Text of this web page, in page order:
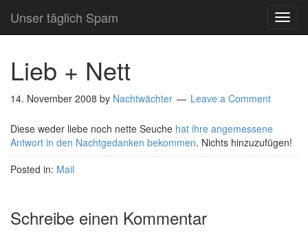
Unser täglich Spam
Lieb + Nett
14. November 2008 by Nachtwächter Leave a Comment
Diese weder liebe noch nette Seuche hat ihre angemessene
Antwort in den Nachtgedanken bekommen. Nichts hinzuzufügen!
Posted in: Mail
Schreibe einen Kommentar